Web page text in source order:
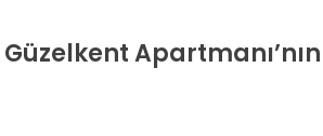
Apartmanı’nın